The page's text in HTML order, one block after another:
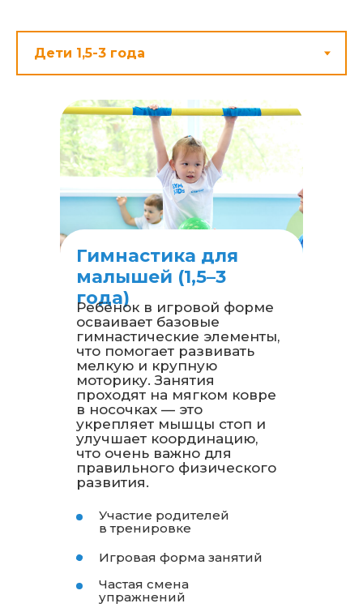
Гимнастика для
малышей (1,5–3
года)
Ребёнок в игровой форме
осваивает базовые
гимнастические элементы,
что помогает развивать
мелкую и крупную
моторику. Занятия
проходят на мягком ковре
в носочках — это
укрепляет мышцы стоп и
улучшает координацию,
что очень важно для
правильного физического
развития.
Участие родителей
в тренировке
Частая смена
упражнений
Игровая форма занятий